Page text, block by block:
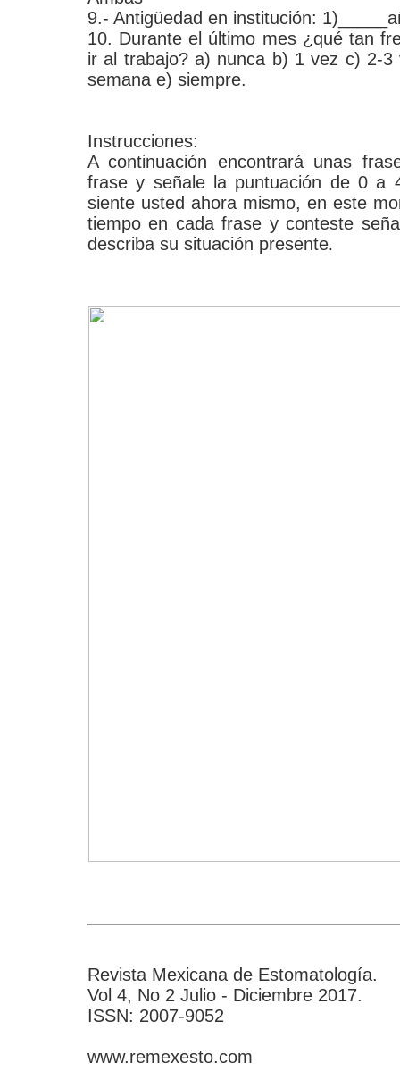
9.- Antigüedad en institución:
10. Durante el último mes ¿qué tan
ir al trabajo? a) nunca b) 1 vez c) 2-
semana e) siempre.
Instrucciones:
A continuación encontrará unas
frase y señale la puntuación de 0 a
siente usted ahora mismo, en este
tiempo en cada frase y conteste
describa su situación presente.
Revista Mexicana de Estomatología.
Vol 4, No 2 Julio - Diciembre 2017.
ISSN: 2007-9052
www.remexesto.com